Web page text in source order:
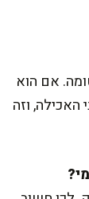
אטומה. אם הוא
וזה